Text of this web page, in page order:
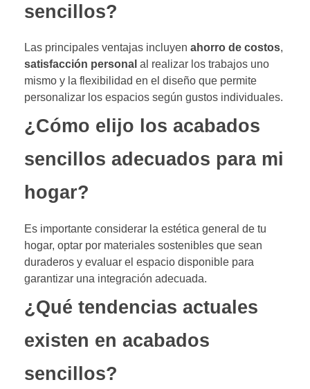
sencillos?
Las principales ventajas incluyen ahorro de costos,
satisfacción personal al realizar los trabajos uno
mismo y la flexibilidad en el diseño que permite
personalizar los espacios según gustos individuales.
¿Cómo elijo los acabados
sencillos adecuados para mi
hogar?
Es importante considerar la estética general de tu
hogar, optar por materiales sostenibles que sean
duraderos y evaluar el espacio disponible para
garantizar una integración adecuada.
¿Qué tendencias actuales
existen en acabados
sencillos?